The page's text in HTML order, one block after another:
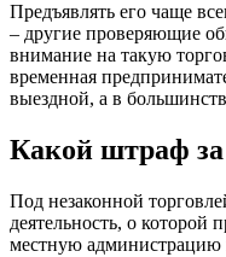
Предъявлять его чаще
– другие проверяющие
внимание на такую
временная
выездной, а в
Какой штраф
Под незаконной
деятельность, о которой
местную администрацию